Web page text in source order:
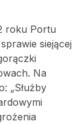
roku Portu
siejącej
Na
„Służby